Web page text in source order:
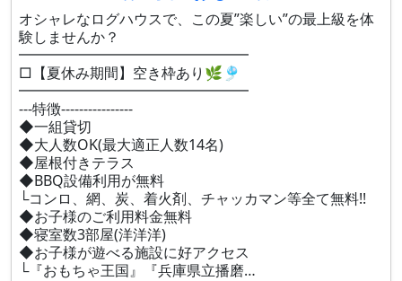
オシャレなログハウスで、この夏”楽しい”の最上級を体
験しませんか？
━━━━━━━━━━━━━━━━
□【夏休み期間】空き枠あり🌿🎐
━━━━━━━━━━━━━━━━
---特徴----------------
◆一組貸切
◆大人数OK(最大適正人数14名)
◆屋根付きテラス
◆BBQ設備利用が無料
└コンロ、網、炭、着火剤、チャッカマン等全て無料!!
◆お子様のご利用料金無料
◆寝室数3部屋(洋洋洋)
◆お子様が遊べる施設に好アクセス
└『おもちゃ王国』『兵庫県立播磨…